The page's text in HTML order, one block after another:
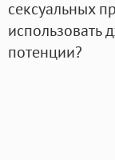
сексуальных
использовать
потенции?